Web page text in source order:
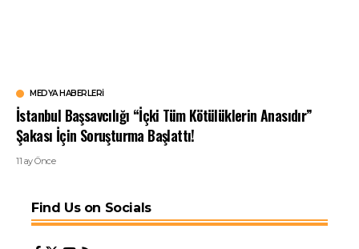
MEDYA HABERLERI
İstanbul Başsavcılığı “İçki Tüm Kötülüklerin Anasıdır”
Şakası İçin Soruşturma Başlattı!
11 ay Önce
Find Us on Socials